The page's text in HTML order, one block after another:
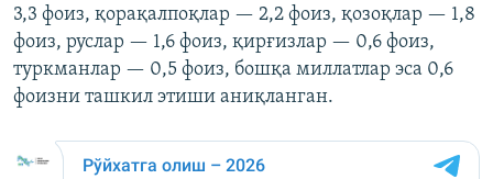
3,3 фоиз, қорақалпоқлар — 2,2 фоиз, қозоқлар — 1,8
фоиз, руслар — 1,6 фоиз, қирғизлар — 0,6 фоиз,
туркманлар — 0,5 фоиз, бошқа миллатлар эса 0,6
фоизни ташкил этиши аниқланган.